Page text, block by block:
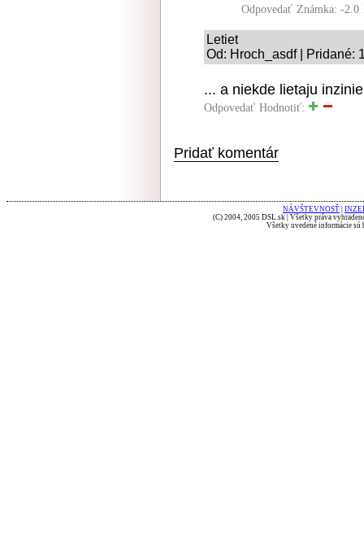
Odpovedať Známka: -2.0
Letiet
Od: Hroch_asdf | Pridané:
... a niekde lietaju
Odpovedať Hodnotiť:
Pridať komentár
NÁVŠTEVNOSŤ
(C) 2004, 2005 DSL.sk | Všetky práva
Všetky uvedené informácie sú